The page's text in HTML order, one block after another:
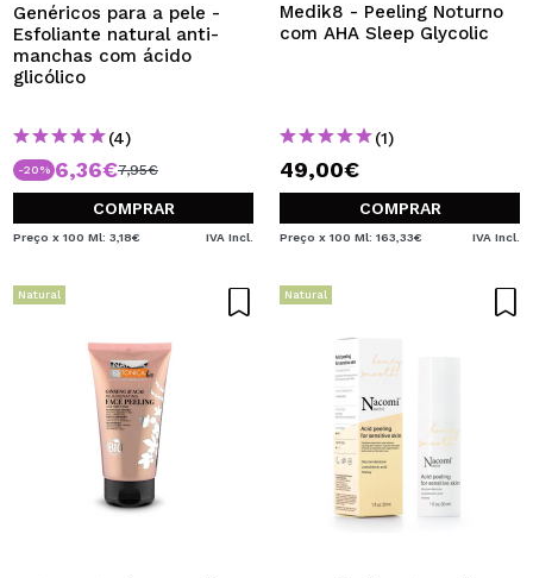
Genéricos para a pele -
Esfoliante natural anti-
manchas com ácido
glicólico
(4)
-20% 6,36€7,95€
COMPRAR
Preço x 100 Ml: 3,18€ IVA Incl.
Medik8 - Peeling Noturno
com AHA Sleep Glycolic
(1)
49,00€
COMPRAR
Preço x 100 Ml: 163,33€ IVA Incl.
Natural Natural